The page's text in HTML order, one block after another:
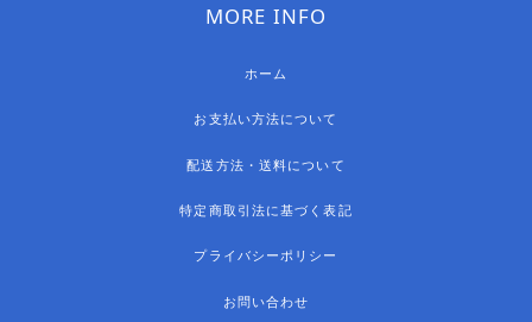
MORE INFO
ホーム
お支払い方法について
配送方法・送料について
特定商取引法に基づく表記
プライバシーポリシー
お問い合わせ